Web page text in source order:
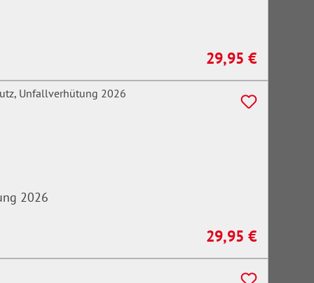
Regulärer Preis:
29,95 €
2026
Regulärer Preis:
29,95 €